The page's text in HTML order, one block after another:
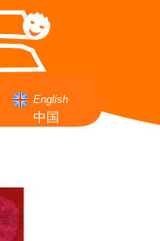
English
中国